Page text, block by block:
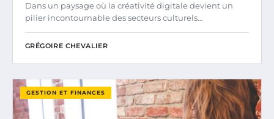
Dans un paysage où la créativité digitale devient un
pilier incontournable des secteurs culturels…
GRÉGOIRE CHEVALIER
GESTION ET FINANCES